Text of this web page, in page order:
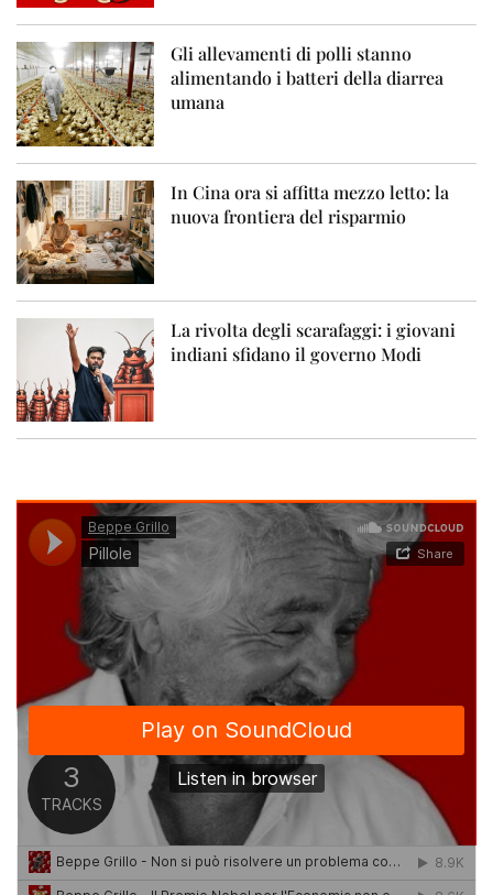
Gli allevamenti di polli stanno
alimentando i batteri della diarrea
umana
In Cina ora si affitta mezzo letto: la
nuova frontiera del risparmio
La rivolta degli scarafaggi: i giovani
indiani sfidano il governo Modi